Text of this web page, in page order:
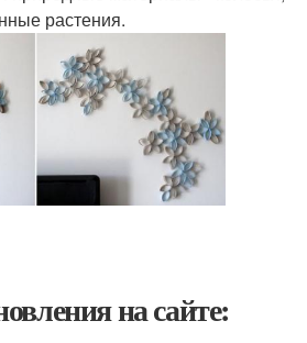
растения.
на сайте: